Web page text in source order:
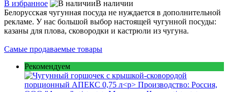
В избранное
В наличии
Белорусская чугунная посуда не нуждается в дополнительной
рекламе. У нас большой выбор настоящей чугунной посуды:
казаны для плова, сковородки и кастрюли из чугуна.
Самые продаваемые товары
Рекомендуем